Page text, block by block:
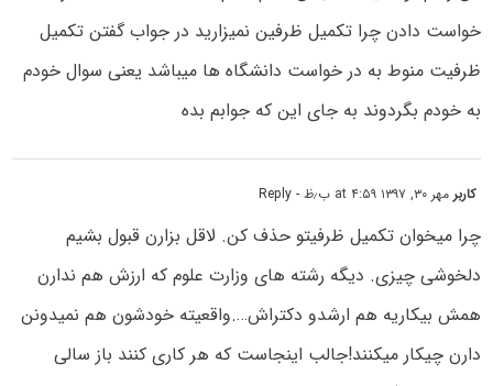
خواست دادن چرا تکمیل ظرفین نمیزارید در جواب گفتن تکمیل
ظرفیت منوط به در خواست دانشگاه ها میباشد یعنی سوال خودم
به خودم بگردوند به جای این که جوابم بده
کاربرمهر ۳۰, ۱۳۹۷ at ۴:۵۹ ب٫ظ - Reply
چرا میخوان تکمیل ظرفیتو حذف کن. لاقل بزارن قبول بشیم
دلخوشی چیزی. دیگه رشته های وزارت علوم که ارزش هم ندارن
همش بیکاریه هم ارشدو دکتراش….واقعیته خودشون هم نمیدونن
دارن چیکار میکنند!جالب اینجاست که هر کاری کنند باز سالی